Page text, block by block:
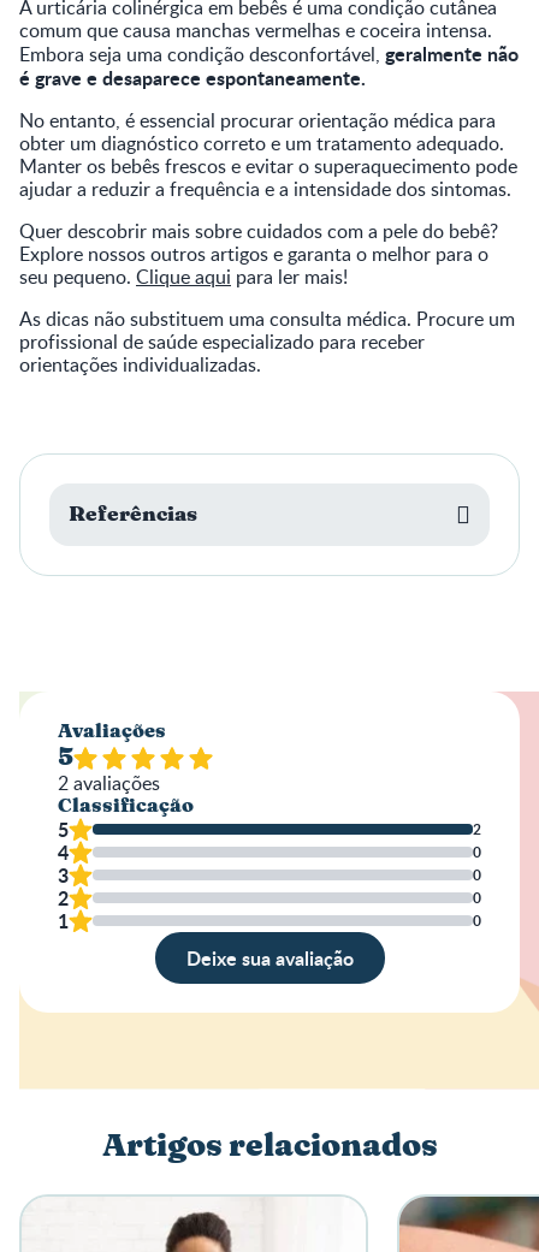
A urticária colinérgica em bebês é uma condição cutânea
comum que causa manchas vermelhas e coceira intensa.
Embora seja uma condição desconfortável, geralmente não
é grave e desaparece espontaneamente.
No entanto, é essencial procurar orientação médica para
obter um diagnóstico correto e um tratamento adequado.
Manter os bebês frescos e evitar o superaquecimento pode
ajudar a reduzir a frequência e a intensidade dos sintomas.
Quer descobrir mais sobre cuidados com a pele do bebê?
Explore nossos outros artigos e garanta o melhor para o
seu pequeno. Clique aqui para ler mais!
As dicas não substituem uma consulta médica. Procure um
profissional de saúde especializado para receber
orientações individualizadas.
Referências
Avaliações
5
2avaliações
Classificação
5 2
4 0
3 0
2 0
1 0
Deixe sua avaliação
Escreva a sua opinião
Artigos relacionados